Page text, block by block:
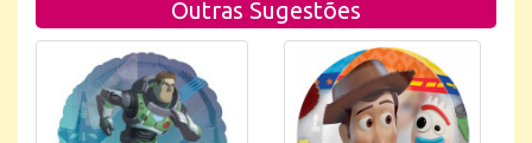
Outras Sugestões